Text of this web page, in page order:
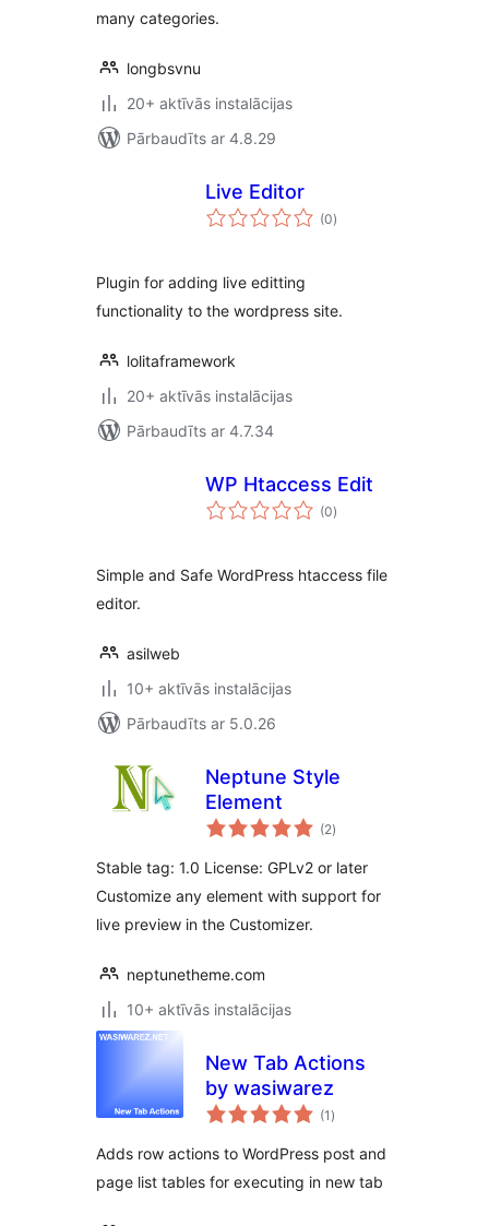
many categories.
longbsvnu
20+ aktīvās instalācijas
Pārbaudīts ar 4.8.29
Live Editor
(0vērtējumu
kopsumma
)
Plugin for adding live editting
functionality to the wordpress site.
lolitaframework
20+ aktīvās instalācijas
Pārbaudīts ar 4.7.34
WP Htaccess Edit
(0vērtējumu
kopsumma
)
Simple and Safe WordPress htaccess file
editor.
asilweb
10+ aktīvās instalācijas
Pārbaudīts ar 5.0.26
Neptune Style
Element
(2vērtējumu
kopsumma
)
Stable tag: 1.0 License: GPLv2 or later
Customize any element with support for
live preview in the Customizer.
neptunetheme.com
10+ aktīvās instalācijas
New Tab Actions
by wasiwarez
(1 vērtējumu
kopsumma
)
Adds row actions to WordPress post and
page list tables for executing in new tab